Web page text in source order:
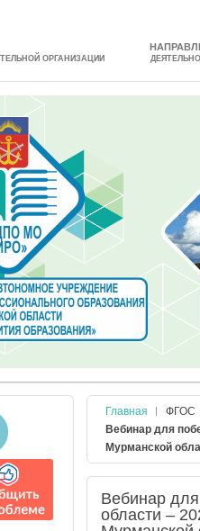
ОРГАНИЗАЦИИ
Главная ФГОС
Вебинар для
Мурманской
Вебинар
области –